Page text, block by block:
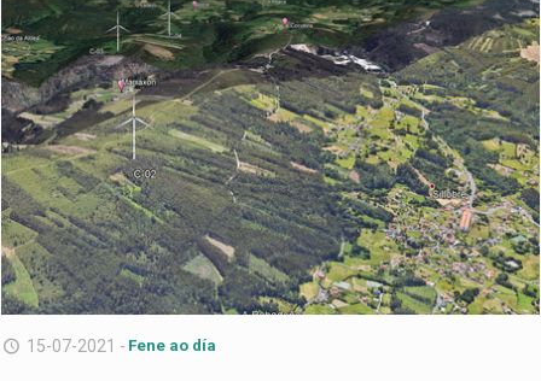
15-07-2021 - Fene ao día